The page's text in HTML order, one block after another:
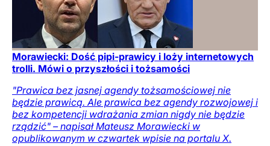
Morawiecki: Dość pipi-prawicy i loży internetowych
trolli. Mówi o przyszłości i tożsamości
"Prawica bez jasnej agendy tożsamościowej nie
będzie prawicą. Ale prawica bez agendy rozwojowej i
bez kompetencji wdrażania zmian nigdy nie będzie
rządzić" – napisał Mateusz Morawiecki w
opublikowanym w czwartek wpisie na portalu X.